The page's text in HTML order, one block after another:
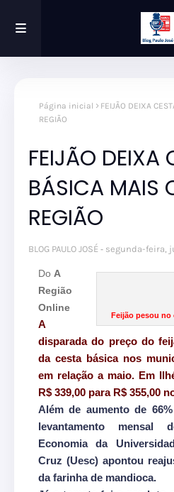
Página inicial
FEIJÃO DEIXA
REGIÃO
FEIJÃO DEIXA
BÁSICA MAIS
REGIÃO
BLOG PAULO JOSÉ segunda-feira,
Feijão pesou no
Do A
Região
Online
A
disparada do preço do
da cesta básica nos
em relação a maio. Em
R$ 339,00 para R$ 355,00
Além de aumento de
levantamento mensal
Economia da
Cruz (Uesc) apontou
da farinha de mandioca.